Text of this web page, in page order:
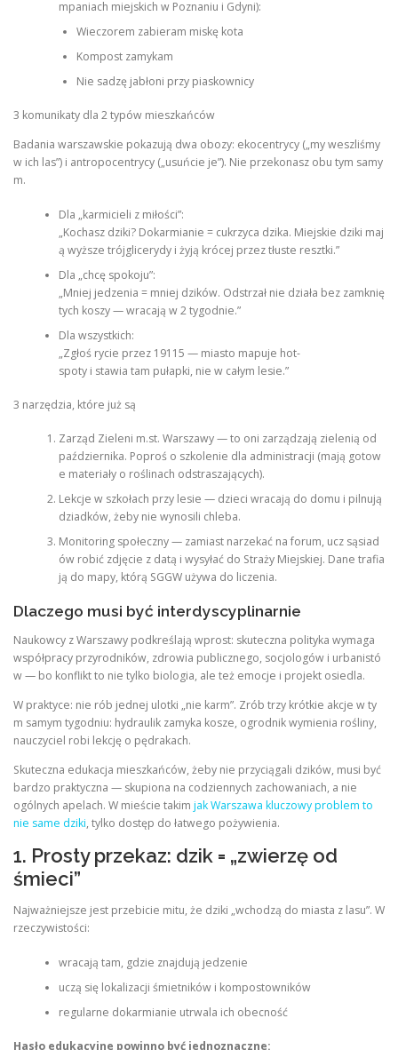
mpaniach miejskich w Poznaniu i Gdyni):
Wieczorem zabieram miskę kota
Kompost zamykam
Nie sadzę jabłoni przy piaskownicy
3 komunikaty dla 2 typów mieszkańców
Badania warszawskie pokazują dwa obozy: ekocentrycy („my weszliśmy
w ich las”) i antropocentrycy („usuńcie je”). Nie przekonasz obu tym samy
m.
Dla „karmicieli z miłości”:
„Kochasz dziki? Dokarmianie = cukrzyca dzika. Miejskie dziki maj
ą wyższe trójglicerydy i żyją krócej przez tłuste resztki.”
Dla „chcę spokoju”:
„Mniej jedzenia = mniej dzików. Odstrzał nie działa bez zamknię
tych koszy — wracają w 2 tygodnie.”
Dla wszystkich:
„Zgłoś rycie przez 19115 — miasto mapuje hot-
spoty i stawia tam pułapki, nie w całym lesie.”
3 narzędzia, które już są
Zarząd Zieleni m.st. Warszawy — to oni zarządzają zielenią od
października. Poproś o szkolenie dla administracji (mają gotow
e materiały o roślinach odstraszających).
Lekcje w szkołach przy lesie — dzieci wracają do domu i pilnują
dziadków, żeby nie wynosili chleba.
Monitoring społeczny — zamiast narzekać na forum, ucz sąsiad
ów robić zdjęcie z datą i wysyłać do Straży Miejskiej. Dane trafia
ją do mapy, którą SGGW używa do liczenia.
Dlaczego musi być interdyscyplinarnie
Naukowcy z Warszawy podkreślają wprost: skuteczna polityka wymaga
współpracy przyrodników, zdrowia publicznego, socjologów i urbanistó
w — bo konflikt to nie tylko biologia, ale też emocje i projekt osiedla.
W praktyce: nie rób jednej ulotki „nie karm”. Zrób trzy krótkie akcje w ty
m samym tygodniu: hydraulik zamyka kosze, ogrodnik wymienia rośliny,
nauczyciel robi lekcję o pędrakach.
Skuteczna edukacja mieszkańców, żeby nie przyciągali dzików, musi być
bardzo praktyczna — skupiona na codziennych zachowaniach, a nie
ogólnych apelach. W mieście takim jak Warszawa kluczowy problem to
nie same dziki, tylko dostęp do łatwego pożywienia.
1. Prosty przekaz: dzik = „zwierzę od
śmieci”
Najważniejsze jest przebicie mitu, że dziki „wchodzą do miasta z lasu”. W
rzeczywistości:
wracają tam, gdzie znajdują jedzenie
uczą się lokalizacji śmietników i kompostowników
regularne dokarmianie utrwala ich obecność
Hasło edukacyjne powinno być jednoznaczne: